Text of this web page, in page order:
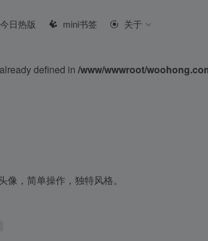
defined in /www/wwwroot/
今日热版 mini书签 关于
，简单操作，独特风格。